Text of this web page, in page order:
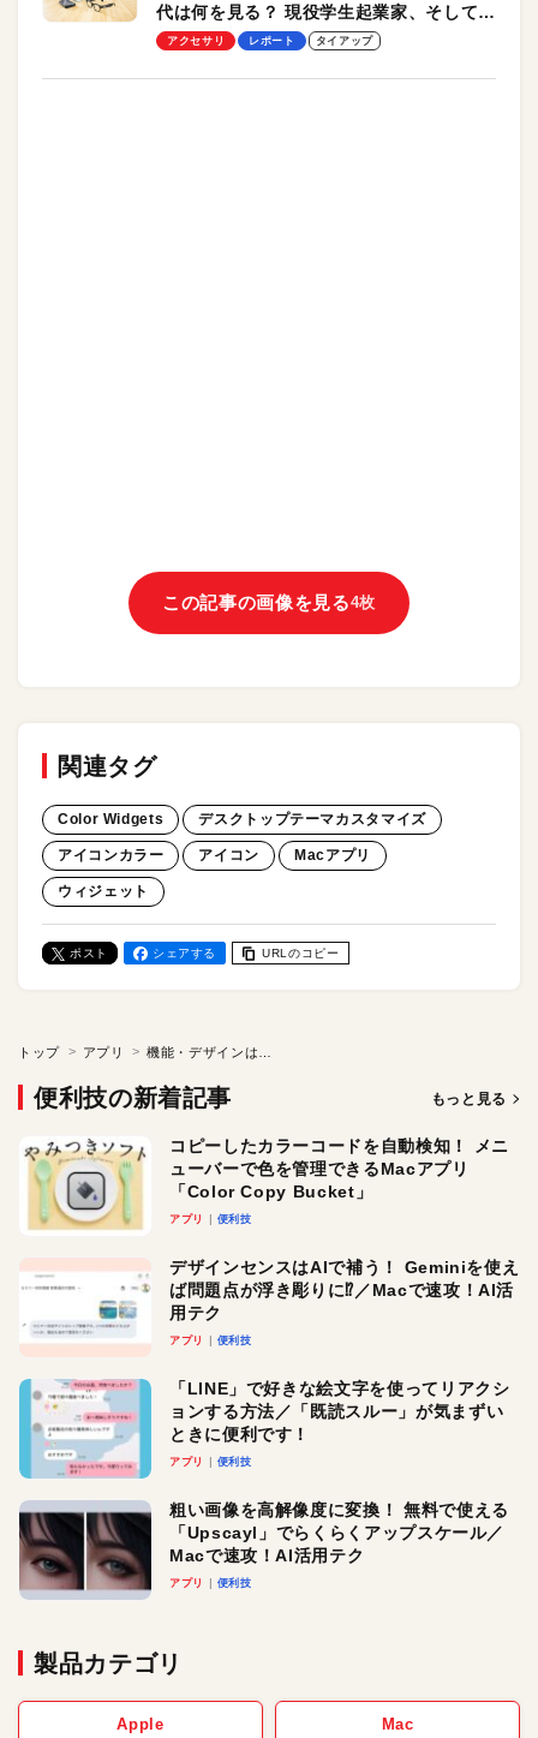
代は何を見る？ 現役学生起業家、そして教
授による体験会レポート【PR】
アクセサリ レポート タイアップ
この記事の画像を見る4枚
関連タグ
Color Widgets デスクトップテーマカスタマイズ
アイコンカラー アイコン Macアプリ
ウィジェット
ポスト シェアする URLのコピー
トップ アプリ
便利技の新着記事 もっと見る
コピーしたカラーコードを自動検知！ メニ
ューバーで色を管理できるMacアプリ
「Color Copy Bucket」
アプリ 便利技
デザインセンスはAIで補う！ Geminiを使え
ば問題点が浮き彫りに⁉︎／Macで速攻！AI活
用テク
アプリ 便利技
「LINE」で好きな絵文字を使ってリアクシ
ョンする方法／「既読スルー」が気まずい
ときに便利です！
アプリ 便利技
粗い画像を高解像度に変換！ 無料で使える
「Upscayl」でらくらくアップスケール／
Macで速攻！AI活用テク
アプリ 便利技
製品カテゴリ
Apple Mac